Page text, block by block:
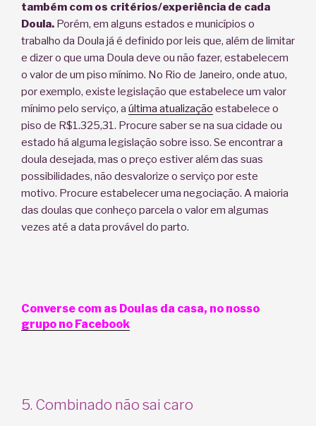
também com os critérios/experiência de cada
Doula. Porém, em alguns estados e municípios o
trabalho da Doula já é definido por leis que, além de limitar
e dizer o que uma Doula deve ou não fazer, estabelecem
o valor de um piso mínimo. No Rio de Janeiro, onde atuo,
por exemplo, existe legislação que estabelece um valor
mínimo pelo serviço, a última atualização estabelece o
piso de R$1.325,31. Procure saber se na sua cidade ou
estado há alguma legislação sobre isso. Se encontrar a
doula desejada, mas o preço estiver além das suas
possibilidades, não desvalorize o serviço por este
motivo. Procure estabelecer uma negociação. A maioria
das doulas que conheço parcela o valor em algumas
vezes até a data provável do parto.
Converse com as Doulas da casa, no nosso
grupo no Facebook
5. Combinado não sai caro